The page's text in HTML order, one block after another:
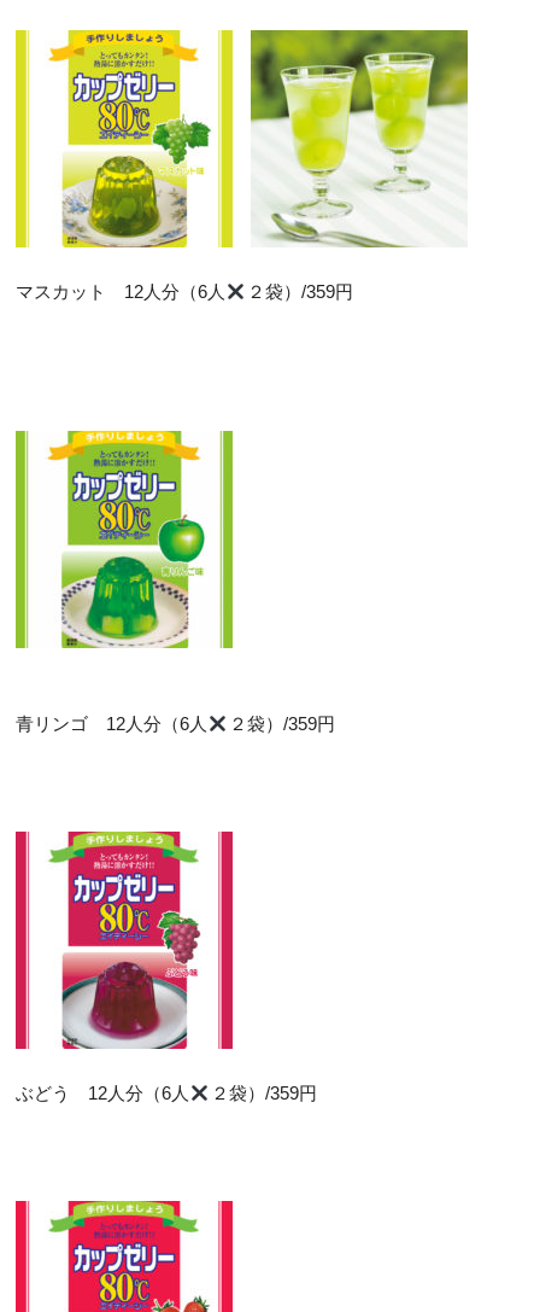
マスカット 12人分（6人 ２袋）/359円
青リンゴ 12人分（6人 ２袋）/359円
ぶどう 12人分（6人 ２袋）/359円